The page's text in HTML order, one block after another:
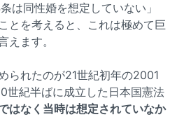
は同性婚を想定していない」
とを考えると、これは極めて巨
えます。
られたのが21世紀初年の2001
世紀半ばに成立した日本国憲法
はなく当時は想定されていなか